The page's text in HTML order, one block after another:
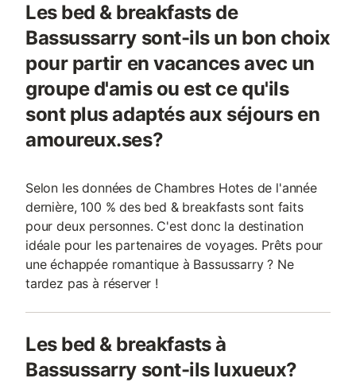
Les bed & breakfasts de
Bassussarry sont-ils un bon choix
pour partir en vacances avec un
groupe d'amis ou est ce qu'ils
sont plus adaptés aux séjours en
amoureux.ses?
Selon les données de Chambres Hotes de l'année
dernière, 100 % des bed & breakfasts sont faits
pour deux personnes. C'est donc la destination
idéale pour les partenaires de voyages. Prêts pour
une échappée romantique à Bassussarry ? Ne
tardez pas à réserver !
Les bed & breakfasts à
Bassussarry sont-ils luxueux?